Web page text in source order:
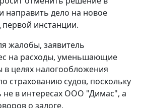
направить дело на новое
первой инстанции.
жалобы, заявитель
на расходы, уменьшающие
целях налогообложения
страхованию судов, поскольку
не в интересах ООО "Димас", а
о залоге,